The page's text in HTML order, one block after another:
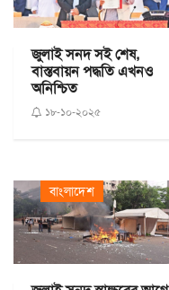
জুলাই সনদ সই শেষ,
বাস্তবায়ন পদ্ধতি এখনও
অনিশ্চিত
১৮-১০-২০২৫
বাংলাদেশ